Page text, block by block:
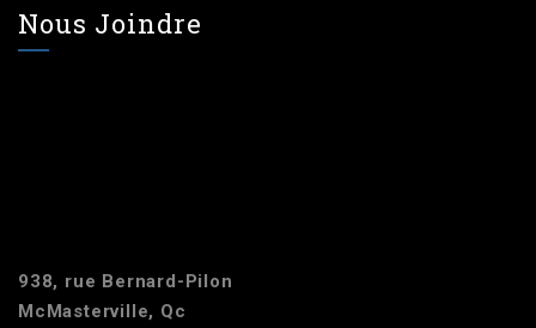
Nous Joindre
938, rue Bernard-Pilon
McMasterville, Qc